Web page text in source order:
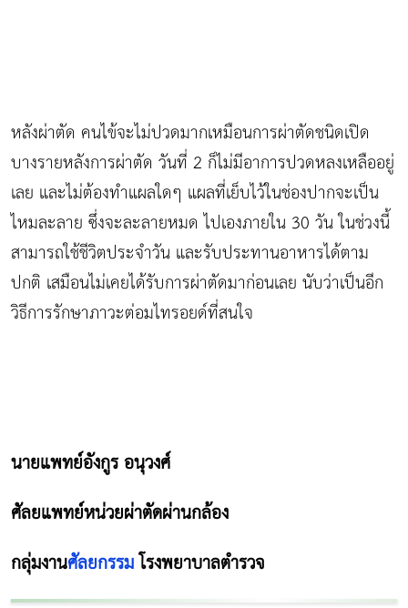
หลังผ่าตัด คนไข้จะไม่ปวดมากเหมือนการผ่าตัดชนิดเปิด
บางรายหลังการผ่าตัด วันที่ 2 ก็ไม่มีอาการปวดหลงเหลืออยู่
เลย และไม่ต้องทำแผลใดๆ แผลที่เย็บไว้ในช่องปากจะเป็น
ไหมละลาย ซึ่งจะละลายหมด ไปเองภายใน 30 วัน ในช่วงนี้
สามารถใช้ชีวิตประจำวัน และรับประทานอาหารได้ตาม
ปกติ เสมือนไม่เคยได้รับการผ่าตัดมาก่อนเลย นับว่าเป็นอีก
วิธีการรักษาภาวะต่อมไทรอยด์ที่สนใจ
นายแพทย์อังกูร อนุวงศ์
ศัลยแพทย์หน่วยผ่าตัดผ่านกล้อง
กลุ่มงานศัลยกรรมโรงพยาบาลตำรวจ